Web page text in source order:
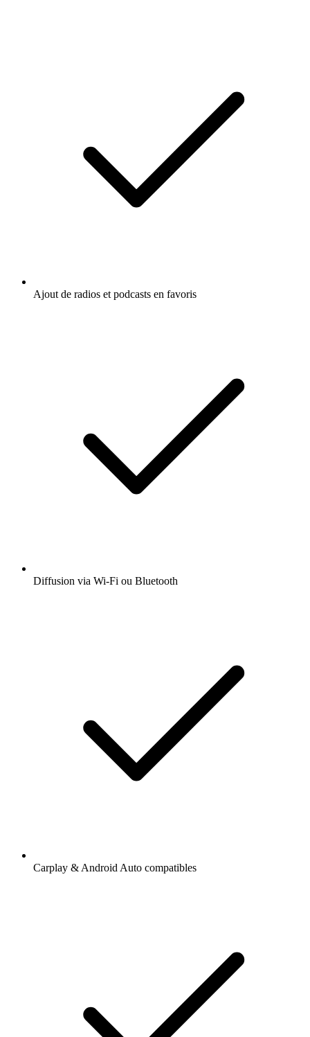
Ajout de radios et podcasts en favoris
Diffusion via Wi-Fi ou Bluetooth
Carplay & Android Auto compatibles